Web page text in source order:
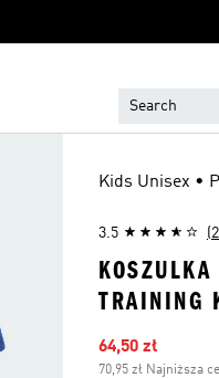
Kids Unisex •
3.5
TRAINING
Ceny na
64,50 zł
70,95 zł Najniższa